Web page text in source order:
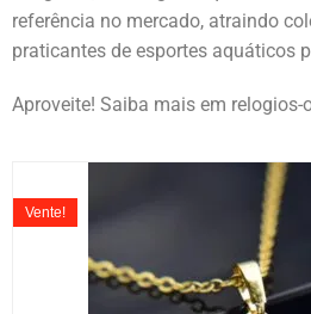
referência no mercado, atraindo
praticantes de esportes aquáticos
Aproveite! Saiba mais em relogios-
Vente!